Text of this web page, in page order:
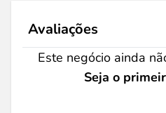
Avaliações
Este negócio ainda
Seja o